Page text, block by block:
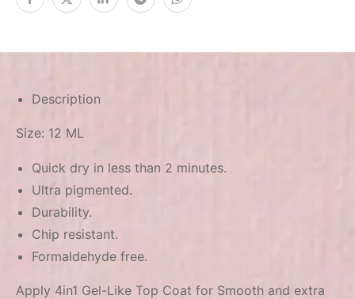
Description
Size: 12 ML
Quick dry in less than 2 minutes.
Ultra pigmented.
Durability.
Chip resistant.
Formaldehyde free.
Apply 4in1 Gel-Like Top Coat for Smooth and extra